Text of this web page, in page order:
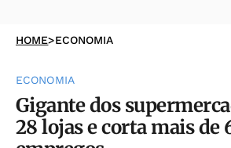
HOME>ECONOMIA
ECONOMIA
Gigante dos
28 lojas e corta mais de